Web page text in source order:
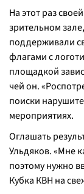
На этот раз
зрительном
поддерживали
флагами с
площадкой
чей он.
поиски
мероприятиях.
Оглашать
Ульдяков. «Мне
поэтому нужно
Кубка КВН на